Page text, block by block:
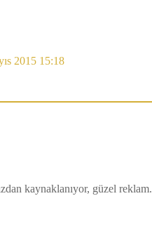
2015 15:18
kaynaklanıyor, güzel reklam.